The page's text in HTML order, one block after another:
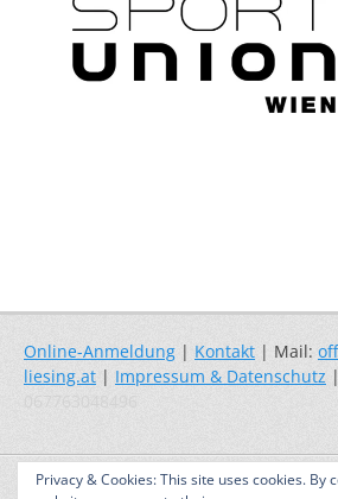
Online-Anmeldung | Kontakt | Mail:
liesing.at | Impressum & Datenschutz |
Copyright © 2026Karate –
Privacy & Cookies: This site uses cookies. By